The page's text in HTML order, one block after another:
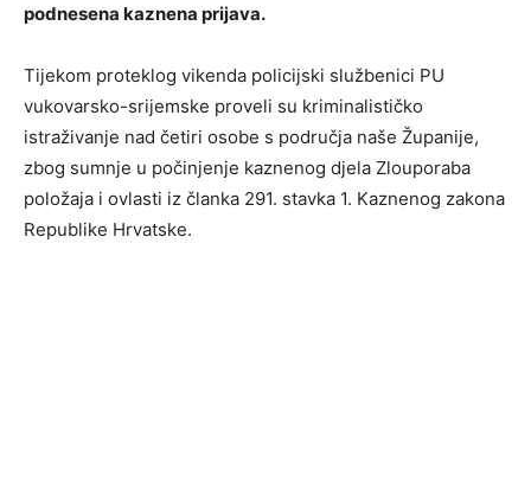
podnesena kaznena prijava.
Tijekom proteklog vikenda policijski službenici PU
vukovarsko-srijemske proveli su kriminalističko
istraživanje nad četiri osobe s područja naše Županije,
zbog sumnje u počinjenje kaznenog djela Zlouporaba
položaja i ovlasti iz članka 291. stavka 1. Kaznenog zakona
Republike Hrvatske.